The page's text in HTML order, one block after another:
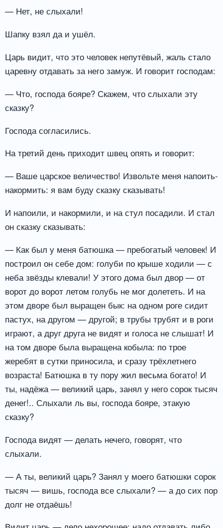
— Нет, не слыхали!
Шапку взял да и ушёл.
Царь видит, что это человек непутёвый, жаль стало
царевну отдавать за него замуж. И говорит господам:
— Что, господа бояре? Скажем, что слыхали эту
сказку?
Господа согласились.
На третий день приходит швец опять и говорит:
— Ваше царское величество! Извольте меня напоить-
накормить: я вам буду сказку сказывать!
И напоили, и накормили, и на стул посадили. И стал
он сказку сказывать:
— Как был у меня батюшка — пребогатый человек! И
построил он себе дом: голуби по крыше ходили — с
неба звёзды клевали! У этого дома был двор — от
ворот до ворот летом голубь не мог долететь. И на
этом дворе был выращен бык: на одном роге сидит
пастух, на другом — другой; в трубы трубят и в роги
играют, а друг друга не видят и голоса не слышат! И
на том дворе была выращена кобыла: по трое
жеребят в сутки приносила, и сразу трёхлетнего
возраста! Батюшка в ту пору жил весьма богато! И
ты, надёжа — великий царь, занял у него сорок тысяч
денег!.. Слыхали ль вы, господа бояре, этакую
сказку?
Господа видят — делать нечего, говорят, что
слыхали.
— А ты, великий царь? Занял у моего батюшки сорок
тысяч — вишь, господа все слыхали? — а до сих пор
долг не отдаёшь!